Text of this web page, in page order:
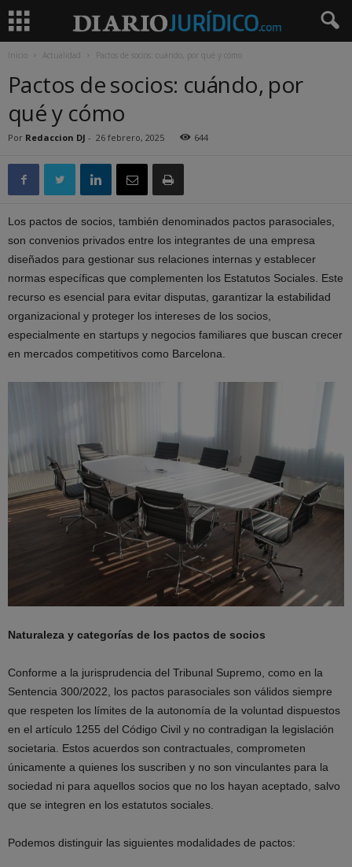
Inicio Actualidad Pactos de socios: cuándo, por qué y cómo
Pactos de socios: cuándo, por
qué y cómo
Por Redaccion DJ - 26 febrero, 2025 644
Los pactos de socios, también denominados pactos parasociales,
son convenios privados entre los integrantes de una empresa
diseñados para gestionar sus relaciones internas y establecer
normas específicas que complementen los Estatutos Sociales. Este
recurso es esencial para evitar disputas, garantizar la estabilidad
organizacional y proteger los intereses de los socios,
especialmente en startups y negocios familiares que buscan crecer
en mercados competitivos como Barcelona.
Naturaleza y categorías de los pactos de socios
Conforme a la jurisprudencia del Tribunal Supremo, como en la
Sentencia 300/2022, los pactos parasociales son válidos siempre
que respeten los límites de la autonomía de la voluntad dispuestos
en el artículo 1255 del Código Civil y no contradigan la legislación
societaria. Estos acuerdos son contractuales, comprometen
únicamente a quienes los suscriben y no son vinculantes para la
sociedad ni para aquellos socios que no los hayan aceptado, salvo
que se integren en los estatutos sociales.
Podemos distinguir las siguientes modalidades de pactos: